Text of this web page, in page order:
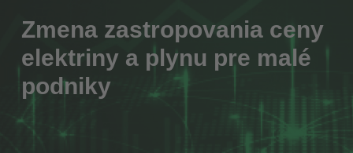
Zmena zastropovania ceny
elektriny a plynu pre malé
podniky